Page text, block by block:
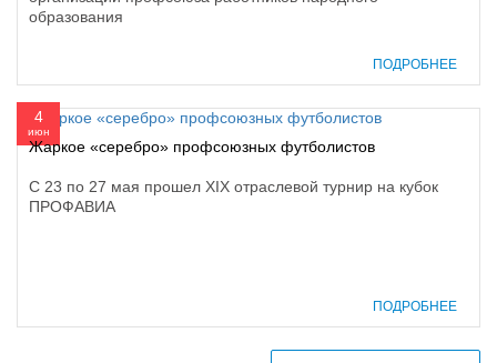
образования
ПОДРОБНЕЕ
4
июн
Жаркое «серебро» профсоюзных футболистов
С 23 по 27 мая прошел ХIХ отраслевой турнир на кубок
ПРОФАВИА
ПОДРОБНЕЕ